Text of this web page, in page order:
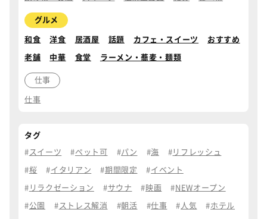
グルメ
和食 洋食 居酒屋 話題 カフェ・スイーツ おすすめ
老舗 中華 食堂 ラーメン・蕎麦・麺類
仕事
仕事
タグ
スイーツ ペット可 パン 海 リフレッシュ
桜 イタリアン 期間限定 イベント
リラクゼーション サウナ 映画 NEWオープン
公園 ストレス解消 朝活 仕事 人気 ホテル